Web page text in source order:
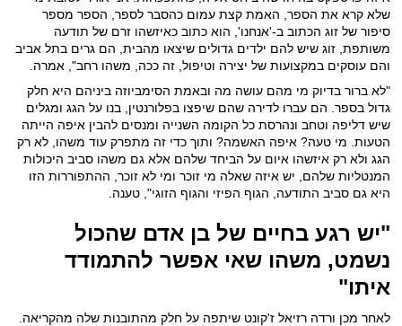
שלא קרא את הספר, האמת קצת עמום כהסבר לספר, הספר מספר
סיפור של זוג הכתוב ב-'אנחנו', הוא כתוב כאיזשהו זרם של תודעה
משותפת, זוג שיש להם ילדים גדולים שיצאו מהבית, הם גרים בתל אביב
והם עוסקים במקצועות של יצירה וטיפול, זה ככה, משהו רחב", אמרה.
"לא ברור בדיוק מי מהם עושה מה ובאמת הסימביוזה ביניהם היא חלק
גדול בספר. הם עברו לדירה שהם שיפצו בפלורנטין, בנו על הגג ומגלים
שיש דליפה וטחב ונהרסת כל הקומה השנייה ומנסים להבין איפה הייתה
הטעות. מי טעה? איפה האשמה? ותוך כדי זה מתפרק עוד משהו, לא רק
הגג ולא רק איזשהו איום על הביחד שלהם אלא גם משהו סביב היכולות
המנטליות שלהם, יש איזה שאלה מי זוכר ומי לא זוכר, ההתפוררות הזו
היא גם סביב התודעה, הגוף הפיזי והגוף הזוגי", טענה.
"יש רגע בחיים של בן אדם שהכול
נשמט, משהו שאי אפשר להתמודד
איתו"
לאחר מכן ורדה רזיאל ז'קונט שיתפה על חלק מהתובנות שלה מהקריאה.